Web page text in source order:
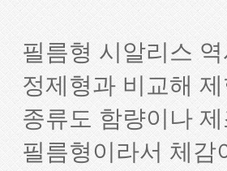
필름형 시알리스 역
정제형과 비교해
종류도 함량이나
필름형이라서 체감